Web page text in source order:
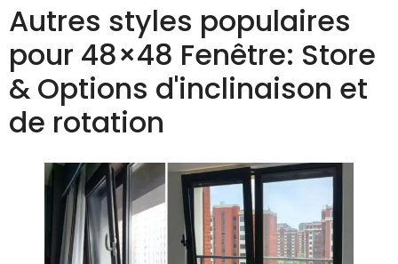
Autres styles populaires
pour 48×48 Fenêtre: Store
& Options d'inclinaison et
de rotation